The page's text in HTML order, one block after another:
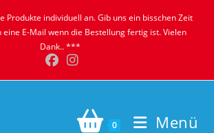
individuell an. Gib uns ein bisschen Zeit
E-Mail wenn die Bestellung fertig ist. Vielen
Dank.. ***
0 Menü